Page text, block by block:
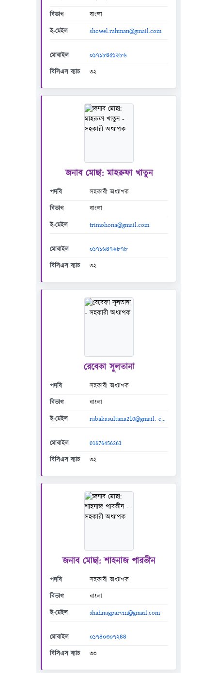
বিভাগ
বাংলা
ই-মেইল
showel.rahman@gmail.com
মোবাইল
০১৭১৮৪৫১২৮৬
বিসিএস ব্যাচ
৩২
জনাব মোছা: মাহরুফা খাতুন
পদবি
সহকারী অধ্যাপক
বিভাগ
বাংলা
ই-মেইল
trimohona@gmail.com
মোবাইল
০১৭১৬৪৭৬৮৭৮
বিসিএস ব্যাচ
৩২
রেবেকা সুলতানা
পদবি
সহকারী অধ্যাপক
বিভাগ
বাংলা
ই-মেইল
rabakasultana210@gmail. com
মোবাইল
01676456261
বিসিএস ব্যাচ
৩২
জনাব মোছা: শাহনাজ পারভীন
পদবি
সহকারী অধ্যাপক
বিভাগ
বাংলা
ই-মেইল
shahnagparvin@gmail.com
মোবাইল
০১৭৪০৩০৭২৪৪
বিসিএস ব্যাচ
৩৩